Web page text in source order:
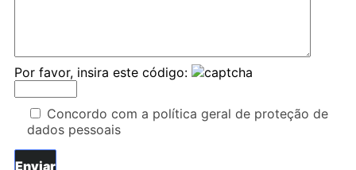
Por favor, insira este código:
Concordo com a política geral de proteção de
dados pessoais